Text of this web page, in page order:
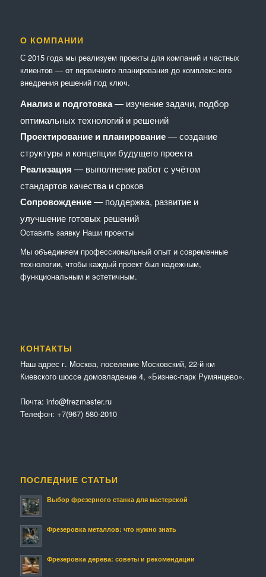
О КОМПАНИИ
С 2015 года мы реализуем проекты для компаний и частных
клиентов — от первичного планирования до комплексного
внедрения решений под ключ.
Анализ и подготовка— изучение задачи, подбор
оптимальных технологий и решений
Проектирование и планирование— создание
структуры и концепции будущего проекта
Реализация — выполнение работ с учётом
стандартов качества и сроков
Сопровождение— поддержка, развитие и
улучшение готовых решений
Оставить заявку Наши проекты
Мы объединяем профессиональный опыт и современные
технологии, чтобы каждый проект был надежным,
функциональным и эстетичным.
КОНТАКТЫ
Наш адрес г. Москва, поселение Московский, 22-й км
Киевского шоссе домовладение 4, «Бизнес-парк Румянцево».
Почта: info@frezmaster.ru
Телефон: +7(967) 580-2010
ПОСЛЕДНИЕ СТАТЬИ
Выбор фрезерного станка для мастерской
Фрезеровка металлов: что нужно знать
Фрезеровка дерева: советы и рекомендации